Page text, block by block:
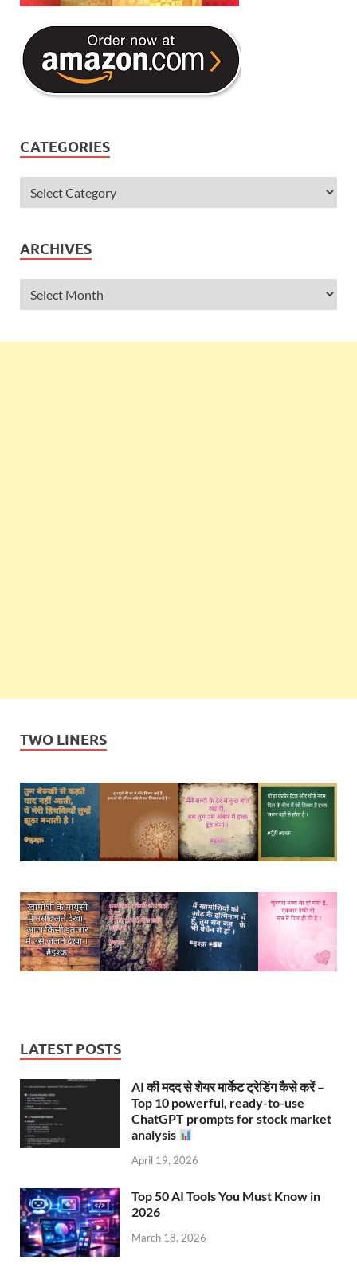
CATEGORIES
ARCHIVES
TWO LINERS
LATEST POSTS
AI की मदद से शेयर मार्केट ट्रेडिंग कैसे करें –
Top 10 powerful, ready-to-use
ChatGPT prompts for stock market
analysis
April 19, 2026
Top 50 AI Tools You Must Know in
2026
March 18, 2026